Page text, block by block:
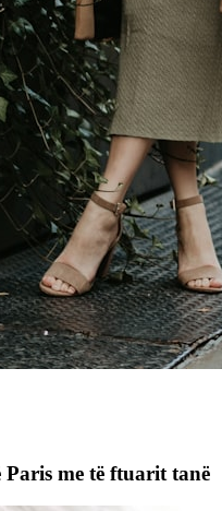
Paris me të ftuarit tanë